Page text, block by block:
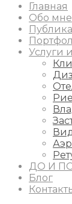
Главная
Обо мне
Услуги
ДО И
Блог